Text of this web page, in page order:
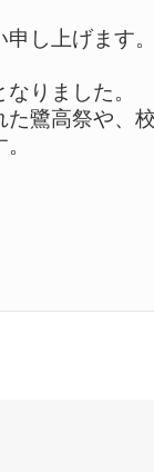
し上げます。
りました。
鷺高祭や、